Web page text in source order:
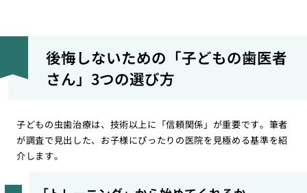
後悔しないための「子どもの歯医者
さん」3つの選び方
子どもの虫歯治療は、技術以上に「信頼関係」が重要です。筆者
が調査で見出した、お子様にぴったりの医院を見極める基準を紹
介します。